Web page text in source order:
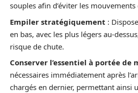
souples afin d’éviter les
Empiler stratégiquement :
en bas, avec les plus légers au-
risque de chute.
Conserver l’essentiel à portée de
nécessaires immédiatement après
chargés en dernier, permettant ainsi